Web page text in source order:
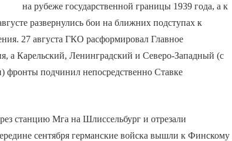
на рубеже государственной границы 1939 года, а к
развернулись бои на ближних подступах к
27 августа ГКО расформировал Главное
а Карельский, Ленинградский и Северо-Западный (с
фронты подчинил непосредственно Ставке
станцию Мга на Шлиссельбург и отрезали
сентября германские войска вышли к Финскому